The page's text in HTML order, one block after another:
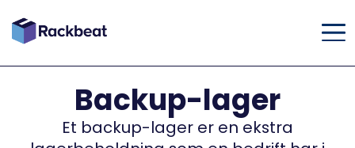
Backup-lager
Et backup-lager er en ekstra